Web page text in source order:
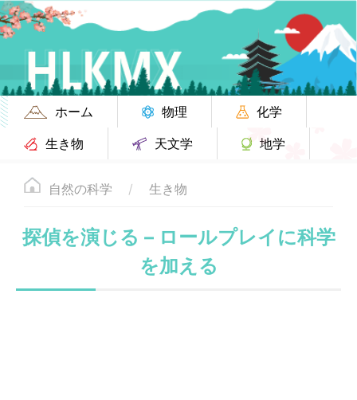
ホーム 物理
化学
生き物
天文学 地学
自然の科学 生き物
探偵を演じる – ロールプレイに科学
を加える